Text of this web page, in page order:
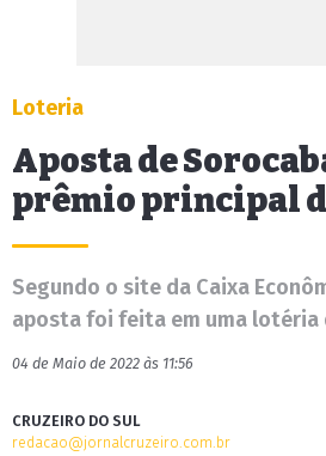
Loteria
Aposta de
prêmio principal
Segundo o site da Caixa
aposta foi feita em uma lotéria
04 de Maio de 2022 às 11:56
CRUZEIRO DO SUL
redacao@jornalcruzeiro.com.br